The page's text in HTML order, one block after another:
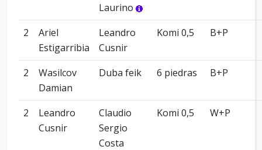
Laurino
2
Ariel
Estigarribia
Leandro
Cusnir
Komi 0,5 B+P
2
Wasilcov
Damian
Duba feik 6 piedras B+P
2
Leandro
Cusnir
Claudio
Sergio
Costa
Komi 0,5 W+P